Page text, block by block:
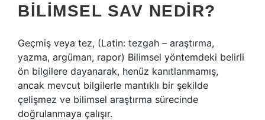
BILIMSEL SAV NEDIR?
Geçmiş veya tez, (Latin: tezgah – araştırma,
yazma, argüman, rapor) Bilimsel yöntemdeki belirli
ön bilgilere dayanarak, henüz kanıtlanmamış,
ancak mevcut bilgilerle mantıklı bir şekilde
çelişmez ve bilimsel araştırma sürecinde
doğrulanmaya çalışır.